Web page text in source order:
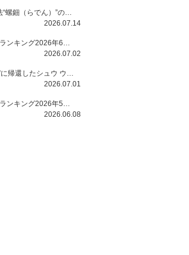
神秘的な輝きを秘めた技法“螺鈿（らでん）”の多彩で多様な煌めきに着想を得たSUQQUの2026 秋 カラーコレクションから登場するのは、艶然と輝くアイシャドウや偏光パールを配したフェイスカラー、繊細なパールの煌めくネイル、そしてそれらを際立てる“朧げな艶”を秘めた新リクイドリップ「ブラー リクイド リップ」。強さを秘めたまろやかな洗練の表情に。
2026.07.14
COSME at MAG トータルランキング2026年6月号
2026.07.02
ブランド発祥の地“表参道”に帰還したシュウ ウエムラから、“骨格美“を叶えるクレヨンタイプのフェイスカラー「スカルプト クレヨン」と、ブランド初のリノベーションで進化した名品アイブロウ「ハード フォーミュラ ハード 10」が登場！
2026.07.01
COSME at MAG トータルランキング2026年5月号
2026.06.08